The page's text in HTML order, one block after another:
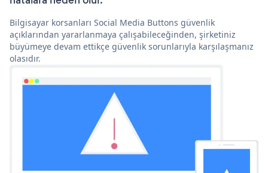
Bilgisayar korsanları Social Media Buttons güvenlik
açıklarından yararlanmaya çalışabileceğinden, şirketiniz
büyümeye devam ettikçe güvenlik sorunlarıyla karşılaşmanız
olasıdır.